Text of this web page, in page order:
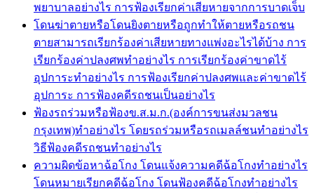
พยาบาลอย่างไร การฟ้องเรียกค่าเสียหายจากการบาดเจ็บ
โดนฆ่าตายหรือโดนยิงตายหรือถูกทำให้ตายหรือรถชน
ตายสามารถเรียกร้องค่าเสียหายทางแพ่งอะไรได้บ้าง การ
เรียกร้องค่าปลงศพทำอย่างไร การเรียกร้องค่าขาดไร้
อุปการะทำอย่างไร การฟ้องเรียกค่าปลงศพและค่าขาดไร้
อุปการะ การฟ้องคดีรถชนเป็นอย่างไร
ฟ้องรถร่วมหรือฟ้องข.ส.ม.ก.(องค์การขนส่งมวลชน
กรุงเทพ)ทำอย่างไร โดยรถร่วมหรือรถเมลล์ชนทำอย่างไร
วิธีฟ้องคดีรถชนทำอย่างไร
ความผิดข้อหาฉ้อโกง โดนแจ้งความคดีฉ้อโกงทำอย่างไร
โดนหมายเรียกคดีฉ้อโกง โดนฟ้องคดีฉ้อโกงทำอย่างไร